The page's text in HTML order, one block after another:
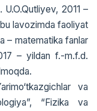
2011 –
lavozimda faoliyat
– matеmatika fanlar
– yildan f.-m.f.d.
va
“Fizika va